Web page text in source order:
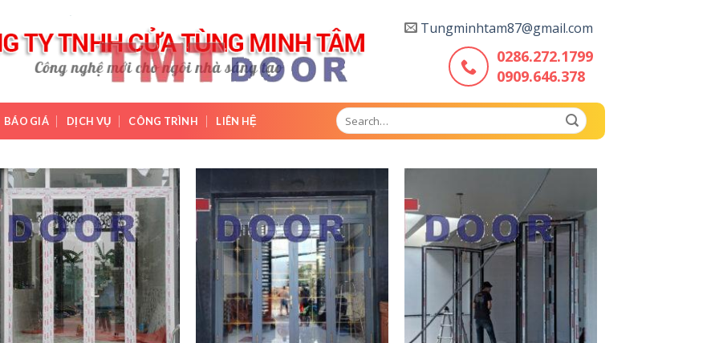
Tungminhtam87@gmail.com
0286.272.1799
0909.646.378
BÁO GIÁ DỊCH VỤ CÔNG TRÌNH LIÊN HỆ
Search
for:
Add to
wishlist
Add to
wishlist
Add to
wishlist